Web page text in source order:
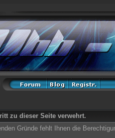
zu dieser Seite verwehrt.
Gründe fehlt Ihnen die